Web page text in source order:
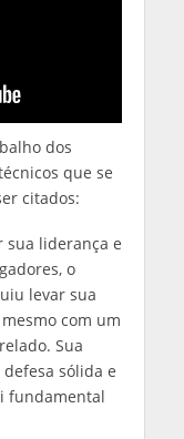
dos
que se
citados:
sua liderança e
o
levar sua
com um
Sua
sólida e
fundamental